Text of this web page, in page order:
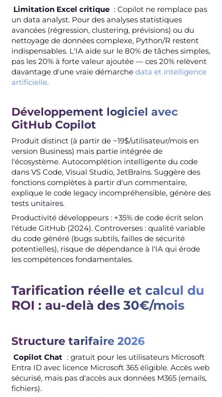
Limitation Excel critique : Copilot ne remplace pas
un data analyst. Pour des analyses statistiques
avancées (régression, clustering, prévisions) ou du
nettoyage de données complexe, Python/R restent
indispensables. L'IA aide sur le 80% de tâches simples,
pas les 20% à forte valeur ajoutée — ces 20% relèvent
davantage d'une vraie démarche data et intelligence
artificielle.
Développement logiciel avec
GitHub Copilot
Produit distinct (à partir de ~19$/utilisateur/mois en
version Business) mais partie intégrée de
l'écosystème. Autocomplétion intelligente du code
dans VS Code, Visual Studio, JetBrains. Suggère des
fonctions complètes à partir d'un commentaire,
explique le code legacy incompréhensible, génère des
tests unitaires.
Productivité développeurs : +35% de code écrit selon
l'étude GitHub (2024). Controverses : qualité variable
du code généré (bugs subtils, failles de sécurité
potentielles), risque de dépendance à l'IA qui érode
les compétences fondamentales.
Tarification réelle et calcul du
ROI : au-delà des 30€/mois
Structure tarifaire 2026
Copilot Chat : gratuit pour les utilisateurs Microsoft
Entra ID avec licence Microsoft 365 éligible. Accès web
sécurisé, mais pas d'accès aux données M365 (emails,
fichiers).